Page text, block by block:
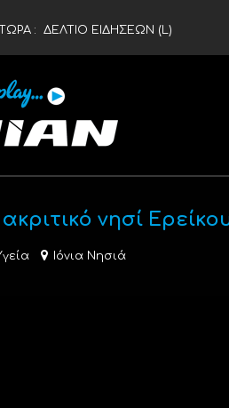
: ΔΕΛΤΙΟ ΕΙΔΗΣΕΩΝ (L)
νησί
Ιόνια Νησιά